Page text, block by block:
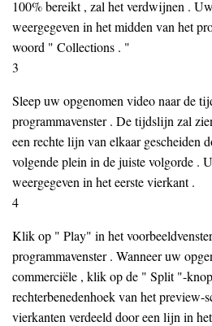
100% bereikt , zal het verdwijnen .
weergegeven in het midden van het
woord " Collections . "
3
Sleep uw opgenomen video naar de
programmavenster . De tijdslijn zal
een rechte lijn van elkaar gescheiden
volgende plein in de juiste volgorde .
weergegeven in het eerste vierkant .
4
Klik op " Play" in het
programmavenster . Wanneer uw
commerciële , klik op de " Split "-
rechterbenedenhoek van het preview-
vierkanten verdeeld door een lijn in